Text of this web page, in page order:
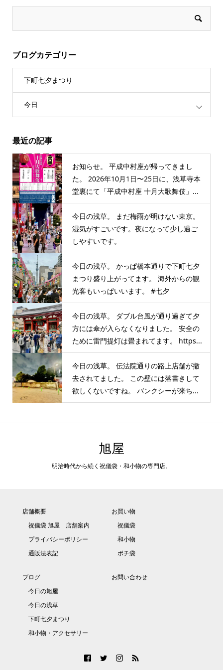
ブログカテゴリー
下町七夕まつり
今日
最近の記事
お知らせ。 平成中村座が帰ってきまし
た。 2026年10月1日〜25日に、浅草寺本
堂裏にて「平成中村座 十月大歌舞伎」...
今日の浅草。 まだ梅雨が明けない東京。
湿気がすごいです。夜になって少し過ご
しやすいです。
今日の浅草。 かっぱ橋本通りで下町七夕
まつり盛り上がってます。 海外からの観
光客もいっぱいいます。 #七夕
今日の浅草。 ダブル台風が通り過ぎて夕
方には傘が入らなくなりました。 安全の
ために雷門提灯は畳まれてます。 https...
今日の浅草。 伝法院通りの路上店舗が撤
去されてました。 この壁には落書きして
欲しくないですね。 バンクシーが来ち...
旭屋
明治時代から続く祝儀袋・和小物の専門店。
店舗概要
祝儀袋 旭屋 店舗案内
プライバシーポリシー
通販法表記
お買い物
祝儀袋
和小物
ポチ袋
ブログ
今日の旭屋
今日の浅草
下町七夕まつり
和小物・アクセサリー
お問い合わせ